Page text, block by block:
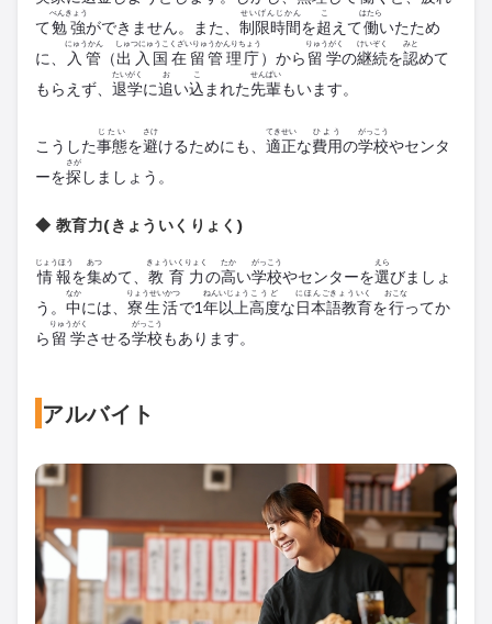
て勉強
べんきょう
ができません。また、 制限時間
せいげんじかん
を超
こ
えて働
はたら
いたため
に、
入管
にゅうかん
（出入国在留管理庁
しゅつにゅうこくざいりゅうかんりちょう
）から 留学
りゅうがく
の継続
けいぞく
を認
みと
めて
もらえず、 退学
たいがく
に追
お
い込
こ
まれた先輩
せんぱい
もいます。
こうした事態
じたい
を避
さけ
けるためにも、 適正
てきせい
な費用
ひよう
の学校
がっこう
やセンタ
ーを探
さが
しましょう。
◆ 教育力(きょういくりょく)
情報
じょうほう
を集
あつ
めて、 教育力
きょういくりょく
の高
たか
い学校
がっこう
やセンターを選
えら
びましょ
う。 中
なか
には、 寮生活
りょうせいかつ
で1年以上
ねんいじょう
高度
こうど
な日本語教育
にほんごきょういく
を行
おこな
ってか
ら 留学
りゅうがく
させる学校
がっこう
もあります。
アルバイト